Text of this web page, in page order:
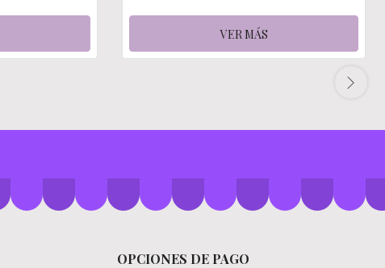
VER MÁS
OPCIONES DE PAGO